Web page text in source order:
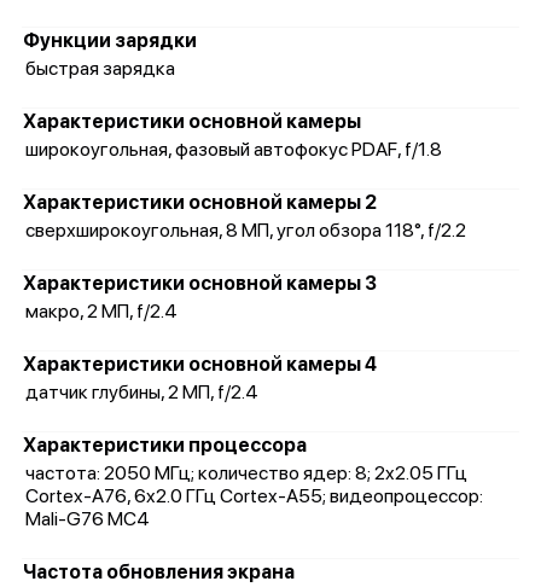
Функции зарядки
быстрая зарядка
Характеристики основной камеры
широкоугольная, фазовый автофокус PDAF, f/1.8
Характеристики основной камеры 2
сверхширокоугольная, 8 МП, угол обзора 118°, f/2.2
Характеристики основной камеры 3
макро, 2 МП, f/2.4
Характеристики основной камеры 4
датчик глубины, 2 МП, f/2.4
Характеристики процессора
частота: 2050 МГц; количество ядер: 8; 2x2.05 ГГц
Cortex-A76, 6x2.0 ГГц Cortex-A55; видеопроцессор:
Mali-G76 MC4
Частота обновления экрана